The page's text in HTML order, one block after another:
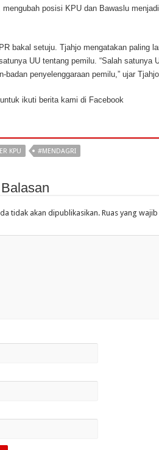
mengubah posisi KPU dan Bawaslu
bakal setuju. Tjahjo mengatakan paling
UU tentang pemilu. “Salah satunya
badan penyelenggaraan pemilu,” ujar
ikuti berita kami di Facebook
KPU #MENDAGRI
tidak akan dipublikasikan.Ruas yang